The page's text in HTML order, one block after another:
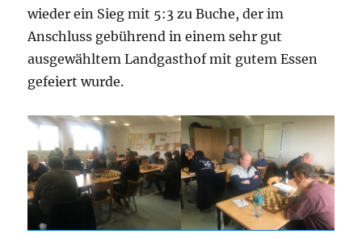
wieder ein Sieg mit 5:3 zu Buche, der im
Anschluss gebührend in einem sehr gut
ausgewähltem Landgasthof mit gutem Essen
gefeiert wurde.